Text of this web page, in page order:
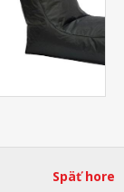
Späť hore